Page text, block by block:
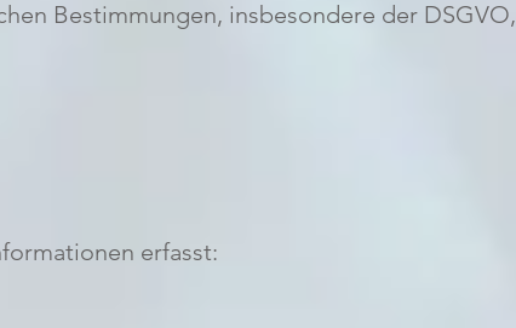
Bestimmungen, insbesondere der DSGVO,
erfasst: